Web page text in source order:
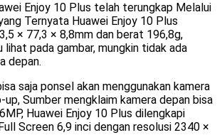
Enjoy 10 Plus telah terungkap Melalui
Ternyata Huawei Enjoy 10 Plus
× 77,3 × 8,8mm dan berat 196,8g,
lihat pada gambar, mungkin tidak ada
depan.
saja ponsel akan menggunakan kamera
Sumber mengklaim kamera depan bisa
Huawei Enjoy 10 Plus dilengkapi
Screen 6,9 inci dengan resolusi 2340 ×